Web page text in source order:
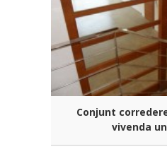
Conjunt
vivenda